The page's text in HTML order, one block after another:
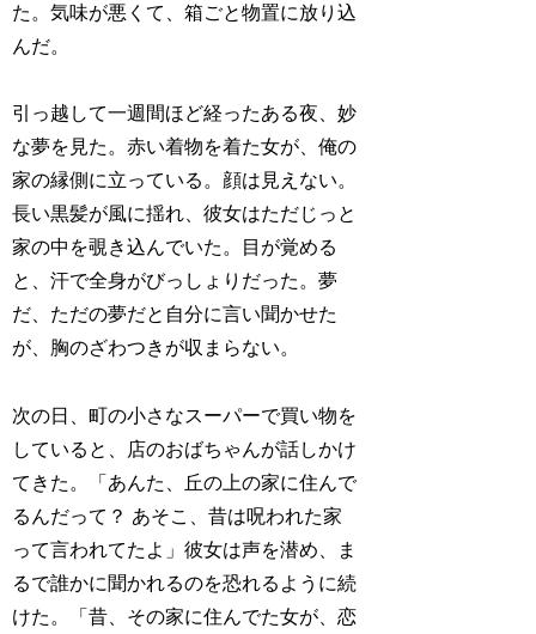
た。気味が悪くて、箱ごと物置に放り込
んだ。
引っ越して一週間ほど経ったある夜、妙
な夢を見た。赤い着物を着た女が、俺の
家の縁側に立っている。顔は見えない。
長い黒髪が風に揺れ、彼女はただじっと
家の中を覗き込んでいた。目が覚める
と、汗で全身がびっしょりだった。夢
だ、ただの夢だと自分に言い聞かせた
が、胸のざわつきが収まらない。
次の日、町の小さなスーパーで買い物を
していると、店のおばちゃんが話しかけ
てきた。「あんた、丘の上の家に住んで
るんだって？ あそこ、昔は呪われた家
って言われてたよ」彼女は声を潜め、ま
るで誰かに聞かれるのを恐れるように続
けた。「昔、その家に住んでた女が、恋